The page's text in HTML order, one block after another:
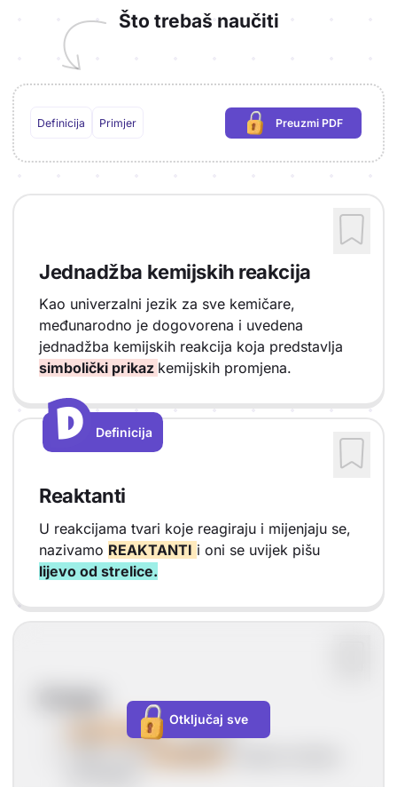
Što trebaš naučiti
Definicija Primjer Preuzmi PDF
(potrebna prijava)
Jednadžba kemijskih reakcija
Kao univerzalni jezik za sve kemičare,
međunarodno je dogovorena i uvedena
jednadžba kemijskih reakcija koja predstavlja
simbolički prikaz kemijskih promjena.
D
D
Definicija
Reaktanti
U reakcijama tvari koje reagiraju i mijenjaju se,
nazivamo REAKTANTI i oni se uvijek pišu
lijevo od strelice.
(g) + Cl 2 (g)-> 2HCl(g)
Otključaj sve